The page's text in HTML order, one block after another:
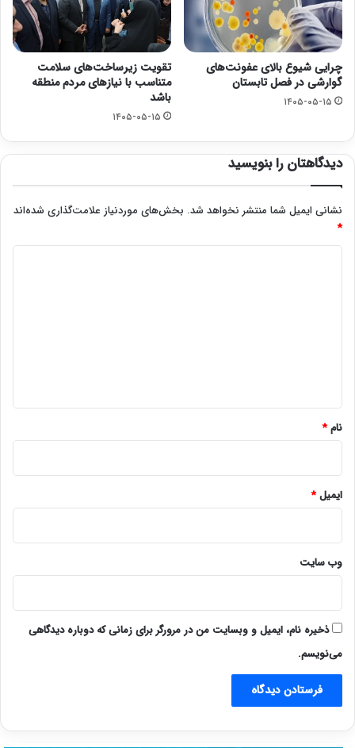
چرایی شیوع بالای عفونت‌های
گوارشی در فصل تابستان
۱۴۰۵-۰۵-۱۵
تقویت زیرساخت‌های سلامت
متناسب با نیازهای مردم منطقه
باشد
۱۴۰۵-۰۵-۱۵
دیدگاهتان را بنویسید
نشانی ایمیل شما منتشر نخواهد شد. بخش‌های موردنیاز علامت‌گذاری شده‌اند
*
نام*
ایمیل*
وب‌ سایت
ذخیره نام، ایمیل و وبسایت من در مرورگر برای زمانی که دوباره دیدگاهی
می‌نویسم.